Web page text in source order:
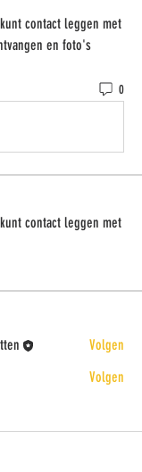
contact leggen met
en foto's
0
contact leggen met
Volgen
Volgen